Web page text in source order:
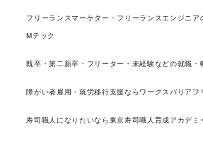
フリーランスマーケター・フリーランスエンジニ
Mテック
既卒・第二新卒・フリーター・未経験などの就職・
障がい者雇用・就労移行支援ならワークスバリアフ
寿司職人になりたいなら東京寿司職人育成アカデミ